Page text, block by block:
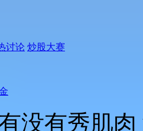
讨论 炒股大赛
没有秀肌